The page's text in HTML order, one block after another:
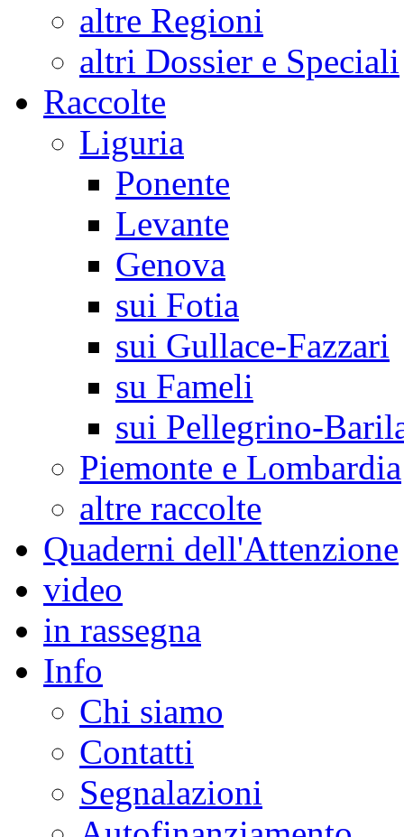
altre Regioni
altri Dossier e Speciali
Raccolte
Liguria
Ponente
Levante
Genova
sui Fotia
sui Gullace-Fazzari
su Fameli
sui Pellegrino-
Piemonte e Lombardia
altre raccolte
Quaderni dell'Attenzione
video
in rassegna
Info
Chi siamo
Contatti
Segnalazioni